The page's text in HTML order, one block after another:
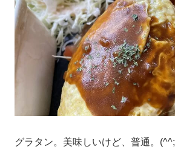
グラタン。美味しいけど、普通。(^^;